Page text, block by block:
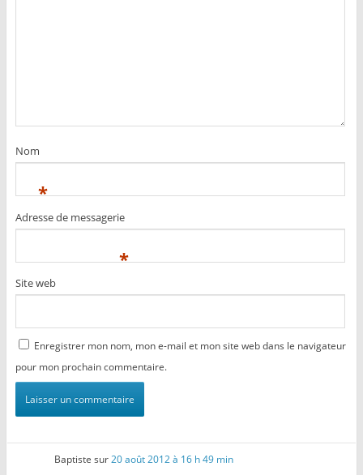
Nom
*
Adresse de messagerie
*
Site web
Enregistrer mon nom, mon e-mail et mon site web dans le navigateur
pour mon prochain commentaire.
Baptiste sur20 août 2012 à 16 h 49 min